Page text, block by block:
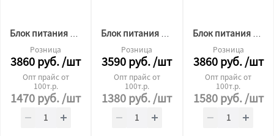
Розница
3860руб./шт
Опт прайс от
100т.р.
1470руб./шт
Розница
3590руб./шт
Опт прайс от
100т.р.
1380руб./шт
Розница
3860руб./шт
Опт прайс от
100т.р.
1580руб./шт